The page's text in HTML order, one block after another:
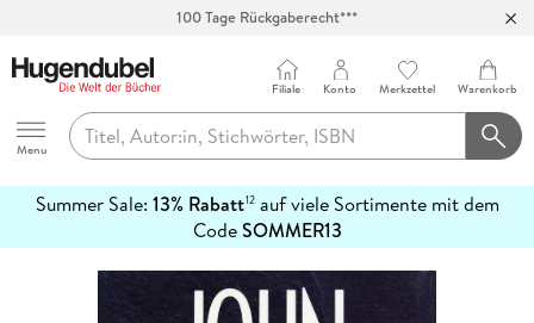
100 Tage Rückgaberecht***
Hugendubel
Menu
Filiale Konto Merkzettel Warenkorb
Summer Sale: 13% Rabatt12auf viele Sortimente mit dem
CodeSOMMER13
erfahren